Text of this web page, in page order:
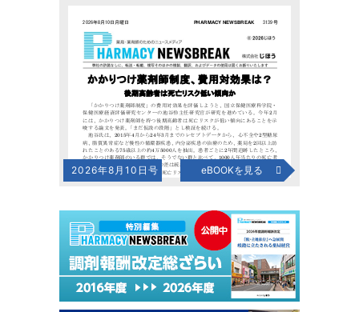
2026年8月10日号 eBOOKを見る